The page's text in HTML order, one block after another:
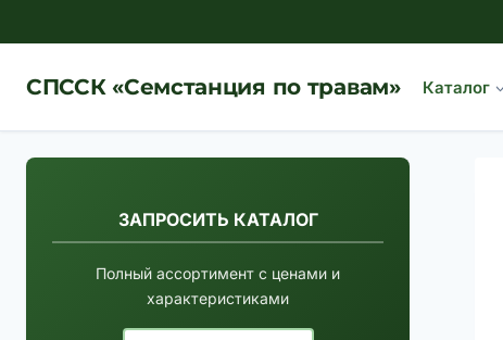
к
содержимому
СПССК «Семстанция по травам» Каталог
ЗАПРОСИТЬ КАТАЛОГ
Полный ассортимент с ценами и
характеристиками